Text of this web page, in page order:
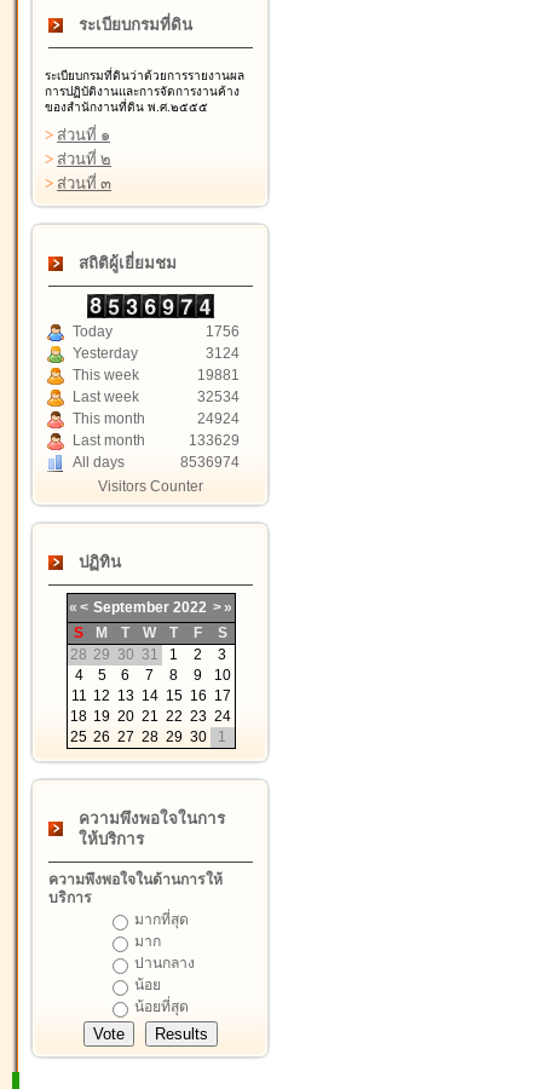
ระเบียบกรมที่ดิน
ระเบียบกรมที่ดินว่าด้วยการรายงานผล
การปฏิบัติงานและการจัดการงานค้าง
ของสำนักงานที่ดิน พ.ศ.๒๕๕๕
> ส่วนที่ ๑
> ส่วนที่ ๒
> ส่วนที่ ๓
สถิติผู้เยี่ยมชม
Today
1756
Yesterday
3124
This week
19881
Last week
32534
This month
24924
Last month
133629
All days
8536974
Visitors Counter
ปฏิทิน
« < September 2022 >»
S
M T W T F
S
28 29 30 31 1 2
3
4
5 6 7 8 9
10
11 12 13 14 15 16 17
18 19 20 21 22 23 24
25 26 27 28 29 30 1
ความพึงพอใจในการ
ให้บริการ
ความพึงพอใจในด้านการให้
บริการ
มากที่สุด
มาก
ปานกลาง
น้อย
น้อยที่สุด